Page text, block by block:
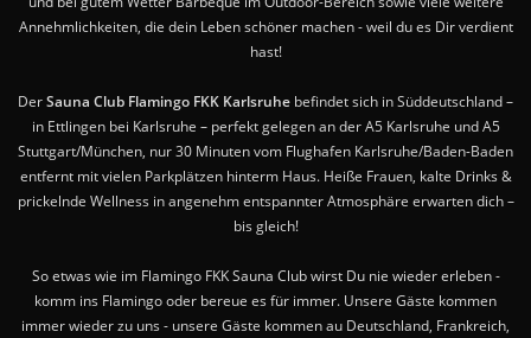
Annehmlichkeiten, die dein Leben schöner machen - weil du es Dir verdient
hast!
DerSauna Club Flamingo FKK Karlsruhe befindet sich in Süddeutschland –
in Ettlingen bei Karlsruhe – perfekt gelegen an der A5 Karlsruhe und A5
Stuttgart/München, nur 30 Minuten vom Flughafen Karlsruhe/Baden-Baden
entfernt mit vielen Parkplätzen hinterm Haus. Heiße Frauen, kalte Drinks &
prickelnde Wellness in angenehm entspannter Atmosphäre erwarten dich –
bis gleich!
So etwas wie im Flamingo FKK Sauna Club wirst Du nie wieder erleben -
komm ins Flamingo oder bereue es für immer. Unsere Gäste kommen
immer wieder zu uns - unsere Gäste kommen au Deutschland, Frankreich,